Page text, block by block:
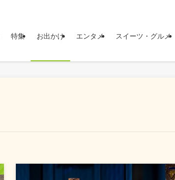
特集 お出かけ エンタメ スイーツ・グルメ